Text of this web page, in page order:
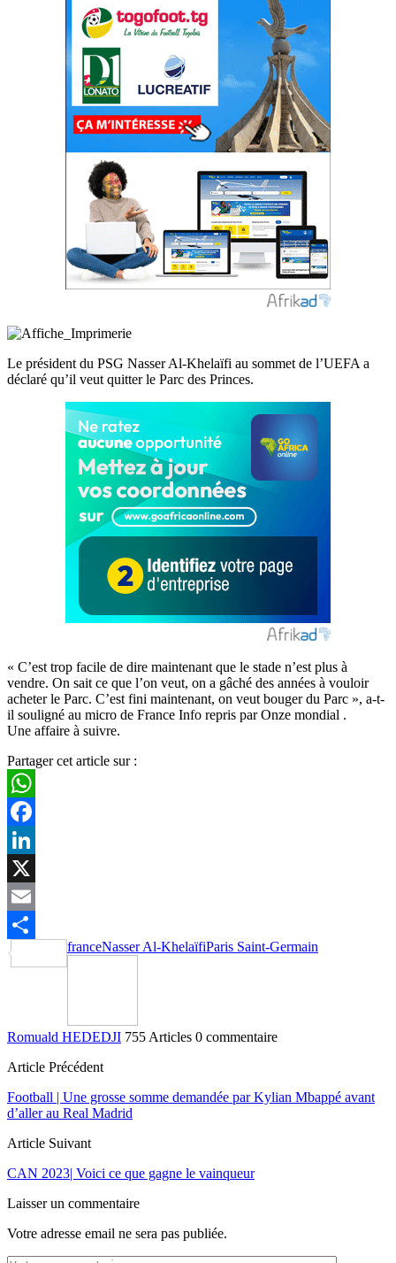
Le président du PSG Nasser Al-Khelaïfi au sommet de l’UEFA a
déclaré qu’il veut quitter le Parc des Princes.
« C’est trop facile de dire maintenant que le stade n’est plus à
vendre. On sait ce que l’on veut, on a gâché des années à vouloir
acheter le Parc. C’est fini maintenant, on veut bouger du Parc », a-t-
il souligné au micro de France Info repris par Onze mondial .
Une affaire à suivre.
Partager cet article sur :
WhatsApp
Facebook
LinkedIn
X
Email
Partager
franceNasser Al-KhelaïfiParis Saint-Germain
Romuald HEDEDJI 755 Articles 0 commentaire
Article Précédent
Football | Une grosse somme demandée par Kylian Mbappé avant
d’aller au Real Madrid
Article Suivant
CAN 2023| Voici ce que gagne le vainqueur
Laisser un commentaire
Votre adresse email ne sera pas publiée.